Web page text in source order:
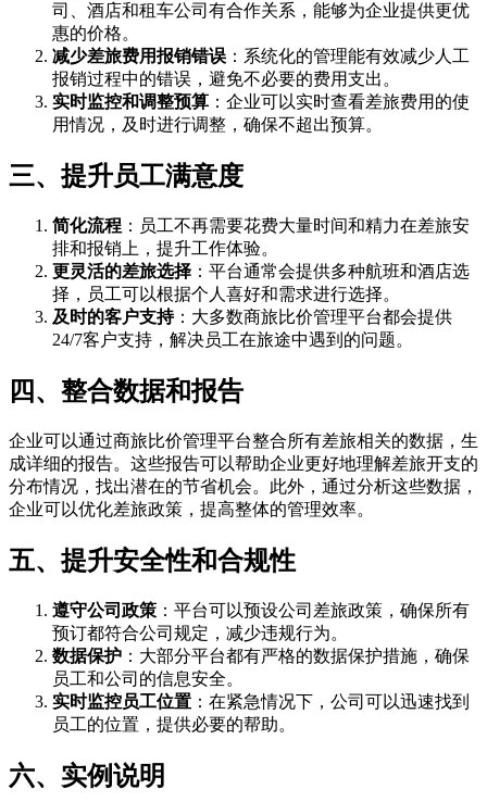
司、酒店和租车公司有合作关系，能够为企业提供更优
惠的价格。
减少差旅费用报销错误 ：系统化的管理能有效减少人工
报销过程中的错误，避免不必要的费用支出。
实时监控和调整预算 ：企业可以实时查看差旅费用的使
用情况，及时进行调整，确保不超出预算。
三、提升员工满意度
简化流程 ：员工不再需要花费大量时间和精力在差旅安
排和报销上，提升工作体验。
更灵活的差旅选择 ：平台通常会提供多种航班和酒店选
择，员工可以根据个人喜好和需求进行选择。
及时的客户支持：大多数商旅比价管理平台都会提供
24/7客户支持，解决员工在旅途中遇到的问题。
四、整合数据和报告
企业可以通过商旅比价管理平台整合所有差旅相关的数据，生
成详细的报告。这些报告可以帮助企业更好地理解差旅开支的
分布情况，找出潜在的节省机会。此外，通过分析这些数据，
企业可以优化差旅政策，提高整体的管理效率。
五、提升安全性和合规性
遵守公司政策 ：平台可以预设公司差旅政策，确保所有
预订都符合公司规定，减少违规行为。
数据保护 ：大部分平台都有严格的数据保护措施，确保
员工和公司的信息安全。
实时监控员工位置 ：在紧急情况下，公司可以迅速找到
员工的位置，提供必要的帮助。
六、实例说明